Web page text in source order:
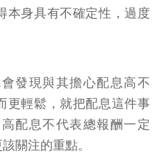
本身具有不確定性，過度
發現與其擔心配息高不
更輕鬆，就把配息這件事
配息不代表總報酬一定
關注的重點。